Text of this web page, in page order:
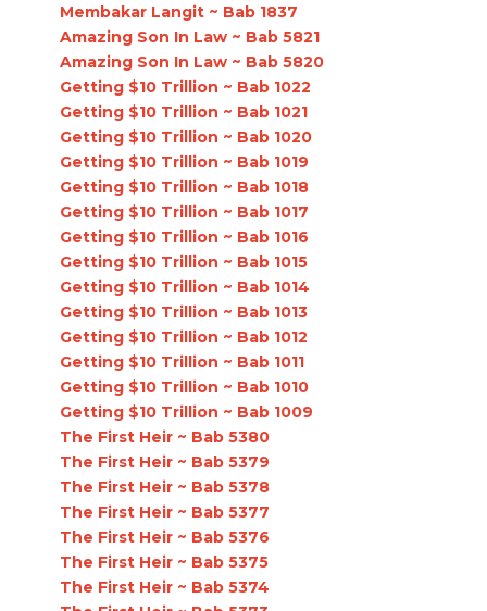
Membakar Langit ~ Bab 1837
Amazing Son In Law ~ Bab 5821
Amazing Son In Law ~ Bab 5820
Getting $10 Trillion ~ Bab 1022
Getting $10 Trillion ~ Bab 1021
Getting $10 Trillion ~ Bab 1020
Getting $10 Trillion ~ Bab 1019
Getting $10 Trillion ~ Bab 1018
Getting $10 Trillion ~ Bab 1017
Getting $10 Trillion ~ Bab 1016
Getting $10 Trillion ~ Bab 1015
Getting $10 Trillion ~ Bab 1014
Getting $10 Trillion ~ Bab 1013
Getting $10 Trillion ~ Bab 1012
Getting $10 Trillion ~ Bab 1011
Getting $10 Trillion ~ Bab 1010
Getting $10 Trillion ~ Bab 1009
The First Heir ~ Bab 5380
The First Heir ~ Bab 5379
The First Heir ~ Bab 5378
The First Heir ~ Bab 5377
The First Heir ~ Bab 5376
The First Heir ~ Bab 5375
The First Heir ~ Bab 5374